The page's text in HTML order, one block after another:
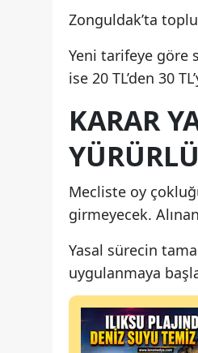
Zonguldak’ta
Yeni tarifeye göre
ise 20 TL’den 30
KARAR
Mecliste oy
girmeyecek.
Yasal sürecin
uygulanmaya